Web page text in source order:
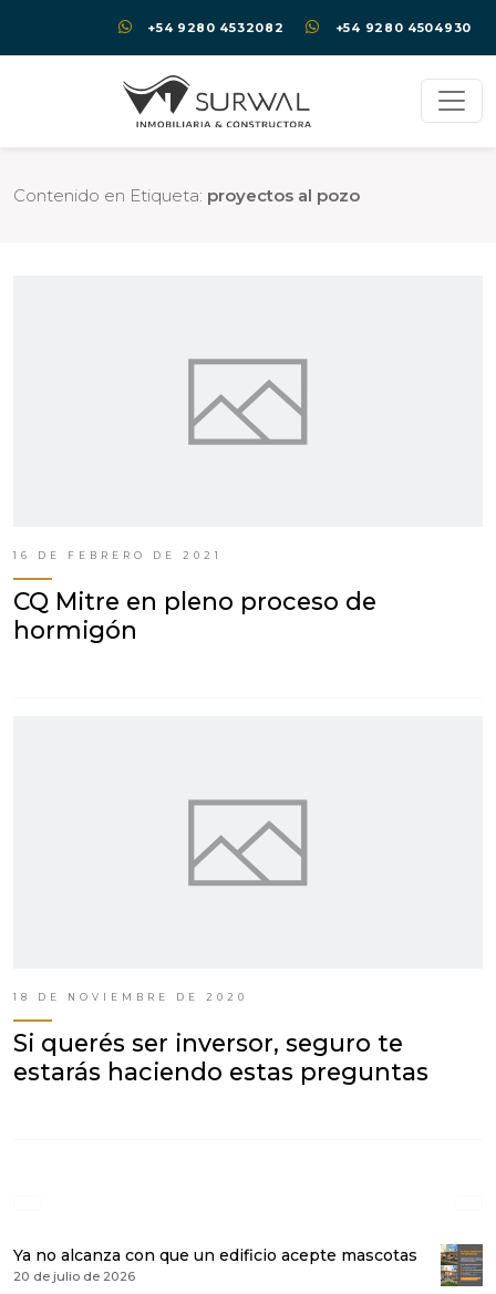
+54 9280 4532082 +54 9280 4504930
Contenido en Etiqueta: proyectos al pozo
16 DE FEBRERO DE 2021
CQ Mitre en pleno proceso de
hormigón
18 DE NOVIEMBRE DE 2020
Si querés ser inversor, seguro te
estarás haciendo estas preguntas
Ya no alcanza con que un edificio acepte mascotas
20 de julio de 2026